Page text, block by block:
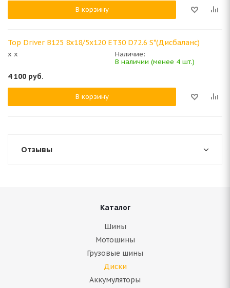
В корзину
Top Driver B125 8x18/5x120 ET30 D72.6 S*(Дисбаланс)
x x
Наличие:
В наличии (менее 4 шт.)
4 100 руб.
В корзину
Отзывы
Каталог
Шины
Мотошины
Грузовые шины
Диски
Аккумуляторы